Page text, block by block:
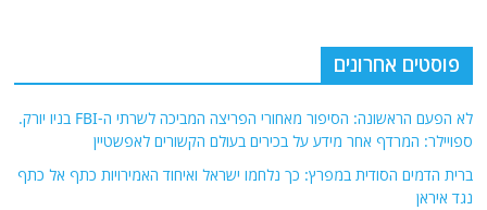
פוסטים אחרונים
לא הפעם הראשונה: הסיפור מאחורי הפריצה המביכה לשרתי ה-FBI בניו יורק.
ספויילר: המרדף אחר מידע על בכירים בעולם הקשורים לאפשטיין
ברית הדמים הסודית במפרץ: כך נלחמו ישראל ואיחוד האמירויות כתף אל כתף
נגד איראן